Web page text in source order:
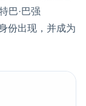
巴·巴强
份出现，并成为